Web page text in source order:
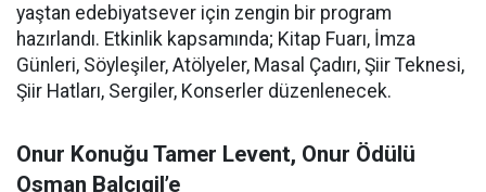
yaştan edebiyatsever için zengin bir program
hazırlandı. Etkinlik kapsamında; Kitap Fuarı, İmza
Günleri, Söyleşiler, Atölyeler, Masal Çadırı, Şiir Teknesi,
Şiir Hatları, Sergiler, Konserler düzenlenecek.
Onur Konuğu Tamer Levent, Onur Ödülü
Osman Balcıgil’e